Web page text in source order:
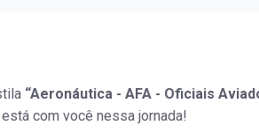
“Aeronáutica - AFA - Oficiais
com você nessa jornada!